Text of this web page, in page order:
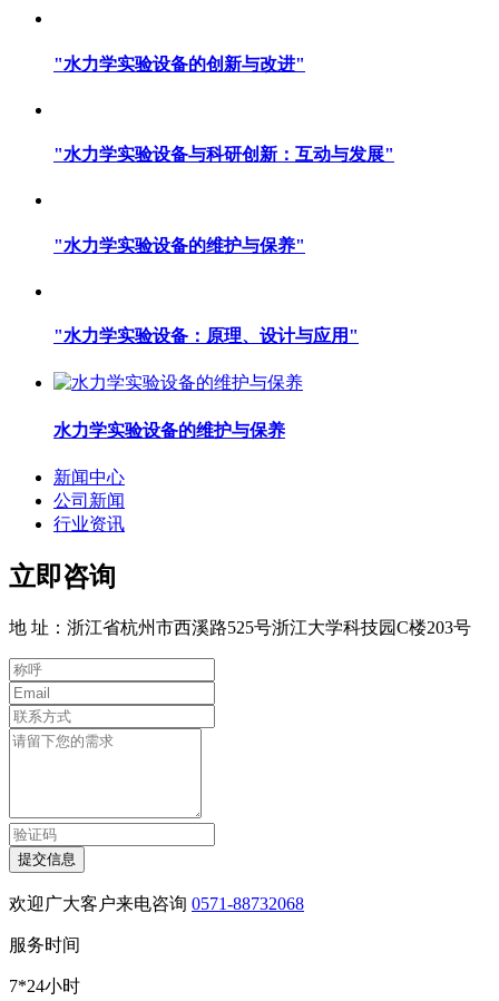
"水力学实验设备的创新与改进"
"水力学实验设备与科研创新：互动与发展"
"水力学实验设备的维护与保养"
"水力学实验设备：原理、设计与应用"
水力学实验设备的维护与保养
新闻中心
公司新闻
行业资讯
立即咨询
地 址：浙江省杭州市西溪路525号浙江大学科技园C楼203号
提交信息
欢迎广大客户来电咨询 0571-88732068
服务时间
7*24小时